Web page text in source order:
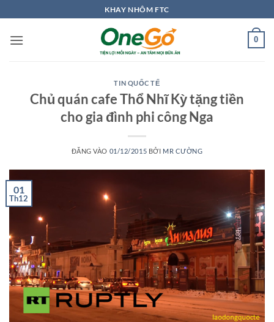
qua
nội
KHAY NHÔM FTC
0
TIN QUỐC TẾ
Chủ quán cafe Thổ Nhĩ Kỳ tặng tiền
cho gia đình phi công Nga
ĐĂNG VÀO 01/12/2015 BỞI MR CƯỜNG
01
Th12